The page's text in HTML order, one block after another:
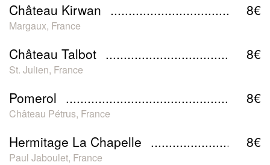
Château Kirwan 8€
Margaux, France
Château Talbot 8€
St. Julien, France
Pomerol 8€
Château Pétrus, France
Hermitage La Chapelle 8€
Paul Jaboulet, France